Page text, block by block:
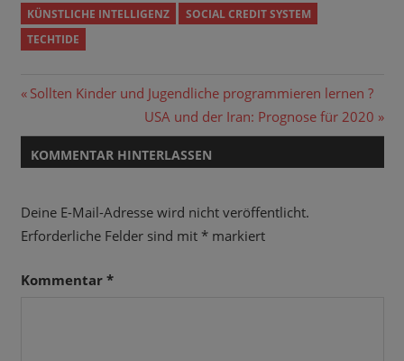
KÜNSTLICHE INTELLIGENZ
SOCIAL CREDIT SYSTEM
TECHTIDE
Beitragsnavigation
Vorheriger
Sollten Kinder und Jugendliche programmieren lernen ?
Nächster
Beitrag:
USA und der Iran: Prognose für 2020
KOMMENTAR HINTERLASSEN
Deine E-Mail-Adresse wird nicht veröffentlicht.
Erforderliche Felder sind mit *markiert
Kommentar *